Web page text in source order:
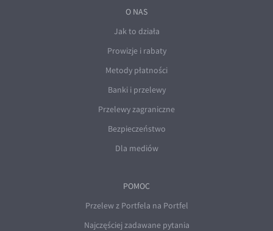
O NAS
Jak to działa
Prowizje i rabaty
Metody płatności
Banki i przelewy
Przelewy zagraniczne
Bezpieczeństwo
Dla mediów
POMOC
Przelew z Portfela na Portfel
Najczęściej zadawane pytania